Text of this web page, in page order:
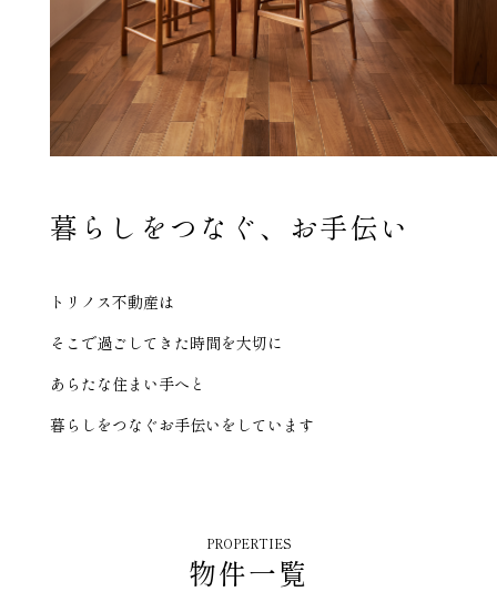
暮らしをつなぐ、お手伝い
トリノス不動産は
そこで過ごしてきた時間を大切に
あらたな住まい手へと
暮らしをつなぐお手伝いをしています
PROPERTIES
物件一覧